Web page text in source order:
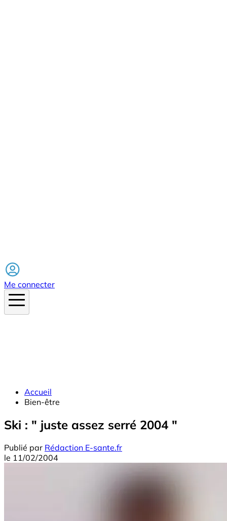
Me connecter
Accueil
Bien-être
Ski : " juste assez serré 2004 "
Publié par Rédaction E-sante.fr
le 11/02/2004